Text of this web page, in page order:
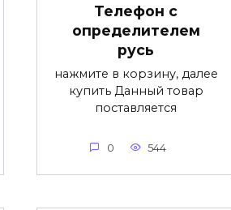
Телефон с
определителем
русь
нажмите в корзину, далее
купить Данный товар
поставляется
0 544